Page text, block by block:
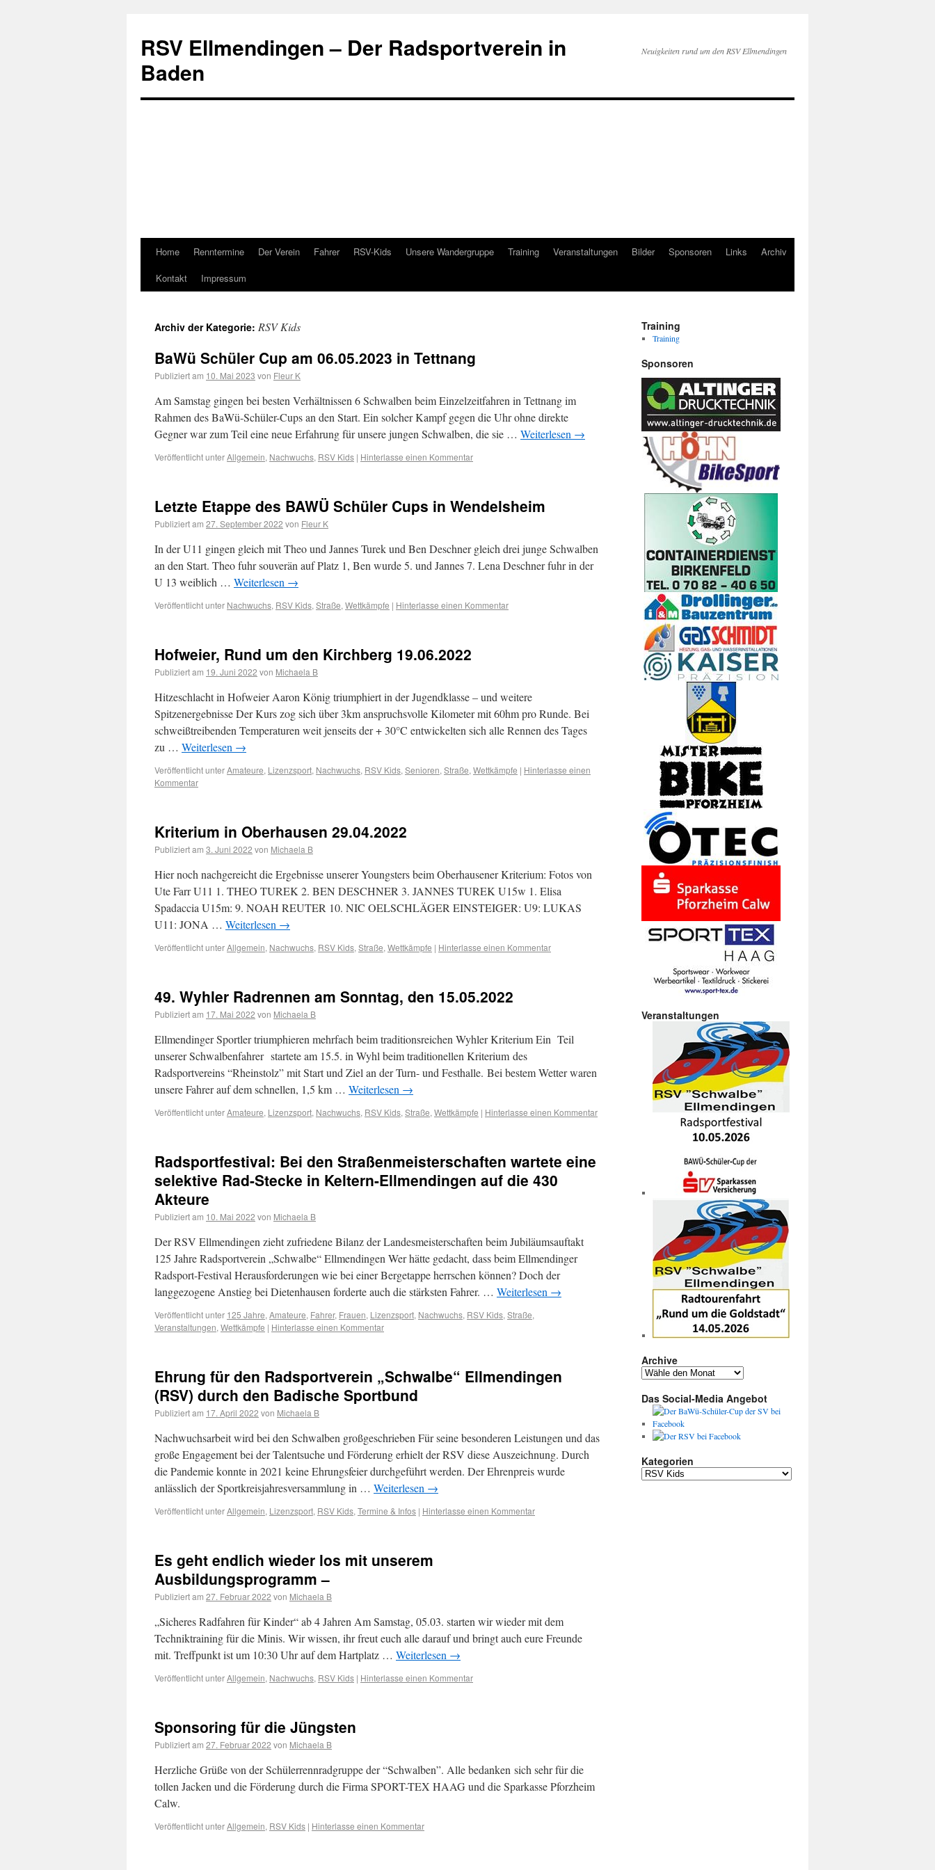
RSV Ellmendingen – Der Radsportverein in
Baden
Neuigkeiten rund um den RSV Ellmendingen
Home Renntermine Der Verein Fahrer RSV-Kids Unsere Wandergruppe Training Veranstaltungen Bilder Sponsoren Links
Archiv
Kontakt
Impressum
Archiv der Kategorie: RSV Kids
BaWü Schüler Cup am 06.05.2023 in Tettnang
Publiziert am 10. Mai 2023 von Fleur K
Am Samstag gingen bei besten Verhältnissen 6 Schwalben beim Einzelzeitfahren in Tettnang im
Rahmen des BaWü-Schüler-Cups an den Start. Ein solcher Kampf gegen die Uhr ohne direkte
Gegner war zum Teil eine neue Erfahrung für unsere jungen Schwalben, die sie … Weiterlesen →
Veröffentlicht unterAllgemein, Nachwuchs, RSV Kids | Hinterlasse einen Kommentar
Letzte Etappe des BAWÜ Schüler Cups in Wendelsheim
Publiziert am 27. September 2022 von Fleur K
In der U11 gingen gleich mit Theo und Jannes Turek und Ben Deschner gleich drei junge Schwalben
an den Start. Theo fuhr souverän auf Platz 1, Ben wurde 5. und Jannes 7. Lena Deschner fuhr in der
U 13 weiblich … Weiterlesen →
Veröffentlicht unter Nachwuchs, RSV Kids, Straße, Wettkämpfe | Hinterlasse einen Kommentar
Hofweier, Rund um den Kirchberg 19.06.2022
Publiziert am 19. Juni 2022 von Michaela B
Hitzeschlacht in Hofweier Aaron König triumphiert in der Jugendklasse – und weitere
Spitzenergebnisse Der Kurs zog sich über 3km anspruchsvolle Kilometer mit 60hm pro Runde. Bei
schweißtreibenden Temperaturen weit jenseits der + 30°C entwickelten sich alle Rennen des Tages
zu … Weiterlesen →
Veröffentlicht unterAmateure, Lizenzsport, Nachwuchs, RSV Kids, Senioren, Straße, Wettkämpfe | Hinterlasse einen
Kommentar
Kriterium in Oberhausen 29.04.2022
Publiziert am 3. Juni 2022 von Michaela B
Hier noch nachgereicht die Ergebnisse unserer Youngsters beim Oberhausener Kriterium: Fotos von
Ute Farr U11 1. THEO TUREK 2. BEN DESCHNER 3. JANNES TUREK U15w 1. Elisa
Spadaccia U15m: 9. NOAH REUTER 10. NIC OELSCHLÄGER EINSTEIGER: U9: LUKAS
U11: JONA … Weiterlesen →
Veröffentlicht unterAllgemein, Nachwuchs, RSV Kids, Straße, Wettkämpfe | Hinterlasse einen Kommentar
49. Wyhler Radrennen am Sonntag, den 15.05.2022
Publiziert am 17. Mai 2022 von Michaela B
Ellmendinger Sportler triumphieren mehrfach beim traditionsreichen Wyhler Kriterium Ein Teil
unserer Schwalbenfahrer startete am 15.5. in Wyhl beim traditionellen Kriterium des
Radsportvereins “Rheinstolz” mit Start und Ziel an der Turn- und Festhalle. Bei bestem Wetter waren
unsere Fahrer auf dem schnellen, 1,5 km … Weiterlesen →
Veröffentlicht unterAmateure, Lizenzsport, Nachwuchs, RSV Kids, Straße, Wettkämpfe | Hinterlasse einen Kommentar
Radsportfestival: Bei den Straßenmeisterschaften wartete eine
selektive Rad-Stecke in Keltern-Ellmendingen auf die 430
Akteure
Publiziert am 10. Mai 2022 von Michaela B
Der RSV Ellmendingen zieht zufriedene Bilanz der Landesmeisterschaften beim Jubiläumsauftakt
125 Jahre Radsportverein „Schwalbe“ Ellmendingen Wer hätte gedacht, dass beim Ellmendinger
Radsport-Festival Herausforderungen wie bei einer Bergetappe herrschen können? Doch der
langgezogene Anstieg bei Dietenhausen forderte auch die stärksten Fahrer. … Weiterlesen →
Veröffentlicht unter 125 Jahre, Amateure, Fahrer, Frauen, Lizenzsport, Nachwuchs, RSV Kids, Straße,
Veranstaltungen, Wettkämpfe | Hinterlasse einen Kommentar
Ehrung für den Radsportverein „Schwalbe“ Ellmendingen
(RSV) durch den Badische Sportbund
Publiziert am 17. April 2022 von Michaela B
Nachwuchsarbeit wird bei den Schwalben großgeschrieben Für seine besonderen Leistungen und das
große Engagement bei der Talentsuche und Förderung erhielt der RSV diese Auszeichnung. Durch
die Pandemie konnte in 2021 keine Ehrungsfeier durchgeführt werden. Der Ehrenpreis wurde
anlässlich der Sportkreisjahresversammlung in … Weiterlesen →
Veröffentlicht unterAllgemein, Lizenzsport, RSV Kids, Termine & Infos | Hinterlasse einen Kommentar
Es geht endlich wieder los mit unserem
Ausbildungsprogramm –
Publiziert am 27. Februar 2022 von Michaela B
„Sicheres Radfahren für Kinder“ ab 4 Jahren Am Samstag, 05.03. starten wir wieder mit dem
Techniktraining für die Minis. Wir wissen, ihr freut euch alle darauf und bringt auch eure Freunde
mit. Treffpunkt ist um 10:30 Uhr auf dem Hartplatz … Weiterlesen →
Veröffentlicht unterAllgemein, Nachwuchs, RSV Kids | Hinterlasse einen Kommentar
Sponsoring für die Jüngsten
Publiziert am 27. Februar 2022 von Michaela B
Herzliche Grüße von der Schülerrennradgruppe der “Schwalben”. Alle bedanken sich sehr für die
tollen Jacken und die Förderung durch die Firma SPORT-TEX HAAG und die Sparkasse Pforzheim
Calw.
Veröffentlicht unterAllgemein, RSV Kids | Hinterlasse einen Kommentar
Training
Training
Sponsoren
Veranstaltungen
Archive
Das Social-Media Angebot
Kategorien